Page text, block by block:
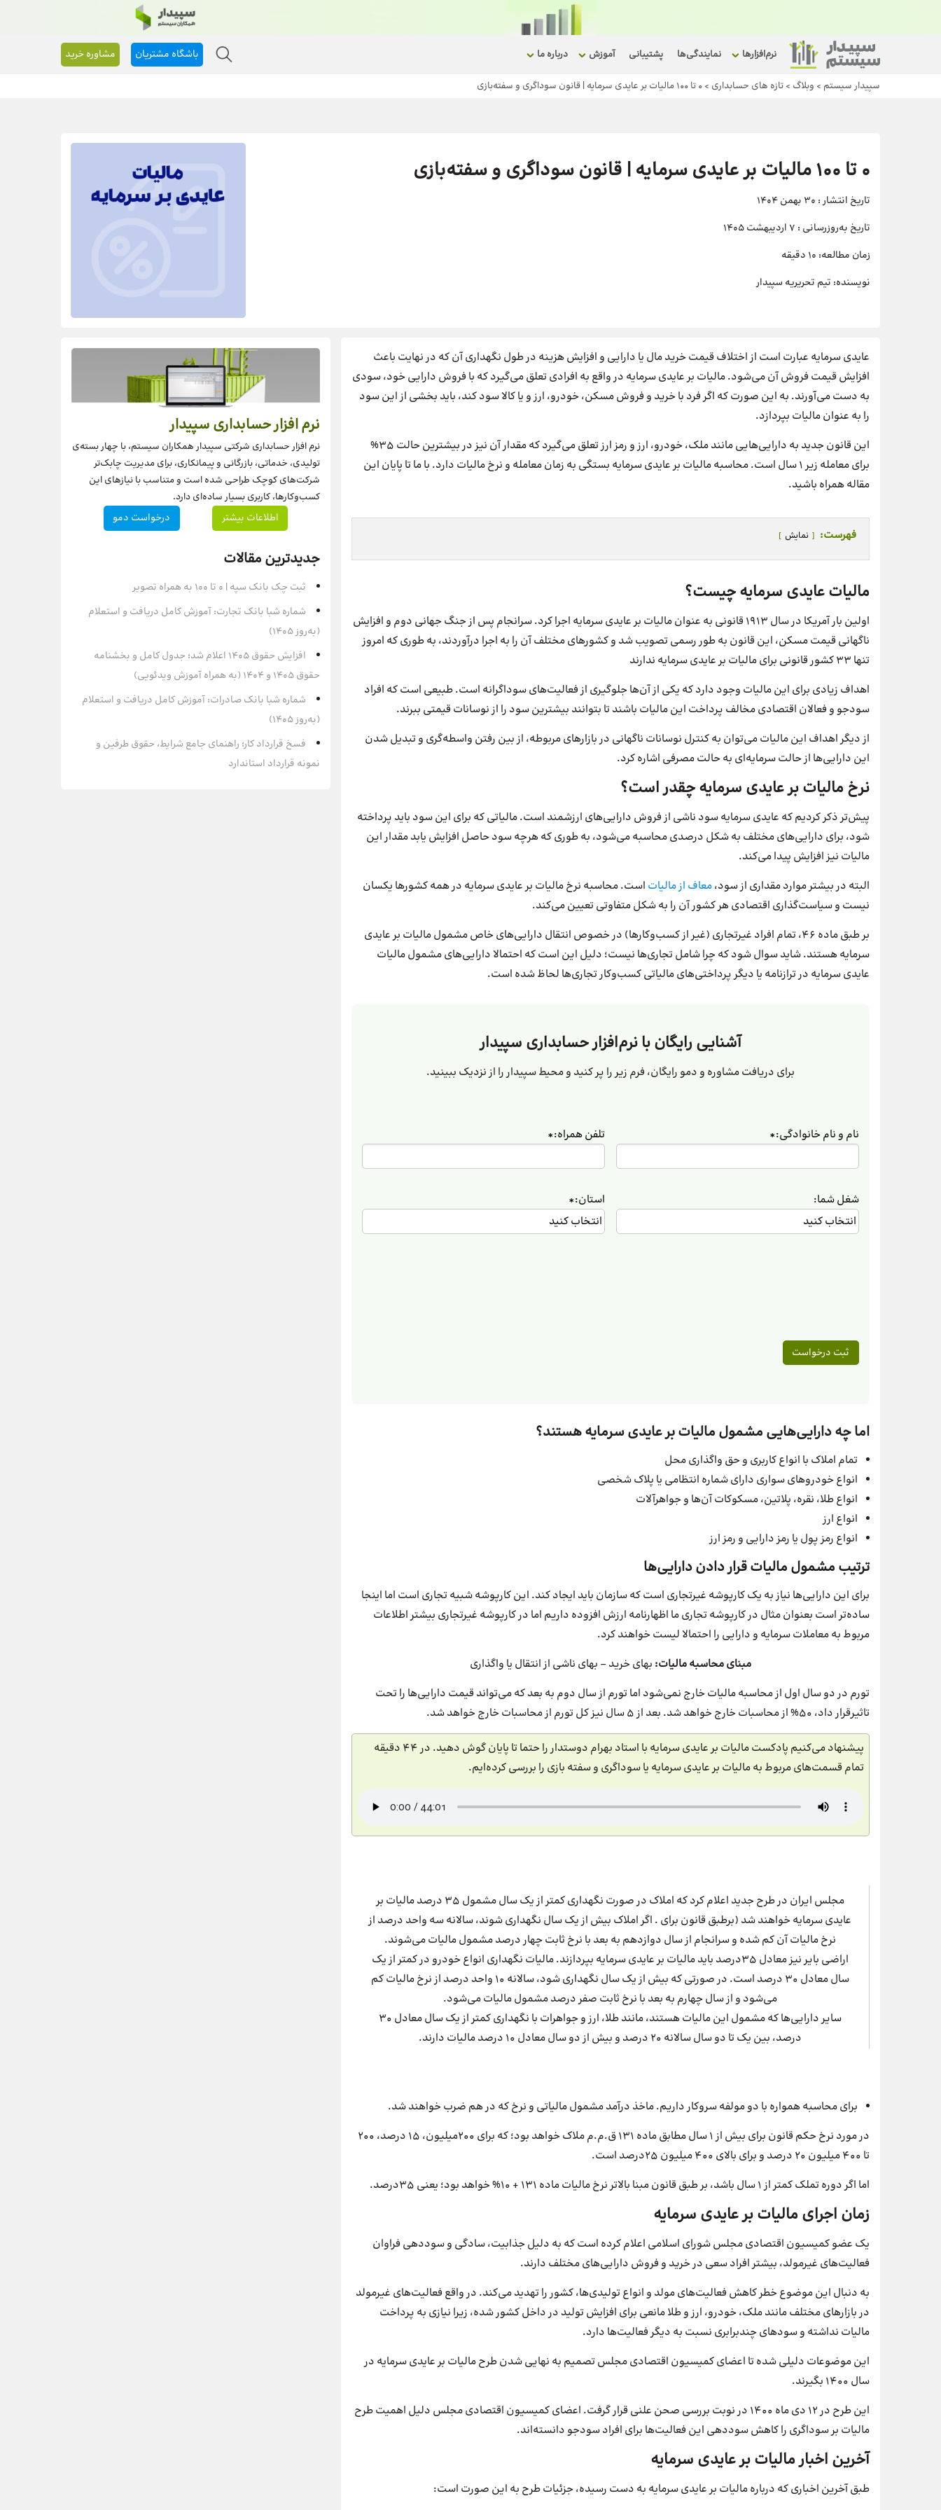
باشگاه مشتریان مشاوره خرید نرم‌افزارها نمایندگی‌ها پشتیبانی آموزش درباره ما
سپیدار سیستم > وبلاگ > تازه های حسابداری > 0 تا 100 مالیات بر عایدی سرمایه | قانون سوداگری و سفته‌بازی
0 تا 100 مالیات بر عایدی سرمایه | قانون سوداگری و سفته‌بازی
تاریخ انتشار : 30 بهمن 1404
تاریخ به‌روزرسانی : 7 اردیبهشت 1405
زمان مطالعه: ۱0 دقیقه
نویسنده: تیم تحریریه سپیدار
عایدی سرمایه عبارت است از اختلاف قیمت خرید مال یا دارایی و افزایش هزینه در طول نگهداری آن که در نهایت باعث
افزایش قیمت فروش آن می‌شود. مالیات بر عایدی سرمایه در واقع به افرادی تعلق می‌گیرد که با فروش دارایی خود، سودی
به دست می‌آورند. به این صورت که اگر فرد با خرید و فروش مسکن، خودرو، ارز و یا کالا سود کند، باید بخشی از این سود
را به عنوان مالیات بپردازد.
این قانون جدید به دارایی‌هایی مانند ملک، خودرو، ارز و رمز ارز تعلق می‌گیرد که مقدار آن نیز در بیشترین حالت 35%
برای معامله زیر 1 سال است. محاسبه مالیات بر عایدی سرمایه بستگی به زمان معامله و نرخ مالیات دارد. با ما تا پایان این
مقاله همراه باشید.
فهرست: نمایش
مالیات عایدی سرمایه چیست؟
اولین بار آمریکا در سال 1913 قانونی به عنوان مالیات بر عایدی سرمایه اجرا کرد. سرانجام پس از جنگ جهانی دوم و افزایش
ناگهانی قیمت مسکن، این قانون به طور رسمی تصویب شد و کشورهای مختلف آن را به اجرا درآوردند، به طوری که امروز
تنها 33 کشور قانونی برای مالیات بر عایدی سرمایه ندارند
اهداف زیادی برای این مالیات وجود دارد که یکی از آن‌ها جلوگیری از فعالیت‌های سوداگرانه است. طبیعی است که افراد
سودجو و فعالان اقتصادی مخالف پرداخت این مالیات باشند تا بتوانند بیشترین سود را از نوسانات قیمتی ببرند.
از دیگر اهداف این مالیات می‌توان به کنترل نوسانات ناگهانی در بازارهای مربوطه، از بین رفتن واسطه‌گری و تبدیل شدن
این دارایی‌ها از حالت سرمایه‌ای به حالت مصرفی اشاره کرد.
نرخ مالیات بر عایدی سرمایه چقدر است؟
پیش‌تر ذکر کردیم که عایدی سرمایه سود ناشی از فروش دارایی‌های ارزشمند است. مالیاتی که برای این سود باید پرداخته
شود، برای دارایی‌های مختلف به شکل درصدی محاسبه می‌شود، به طوری که هرچه سود حاصل افزایش یابد مقدار این
مالیات نیز افزایش پیدا می‌کند.
البته در بیشتر موارد مقداری از سود،معاف از مالیات است. محاسبه نرخ مالیات بر عایدی سرمایه در همه کشورها یکسان
نیست و سیاست‌گذاری اقتصادی هر کشور آن را به شکل متفاوتی تعیین می‌کند.
بر طبق ماده 46، تمام افراد غیرتجاری (غیر از کسب‌وکارها) در خصوص انتقال دارایی‌های خاص مشمول مالیات بر عایدی
سرمایه هستند. شاید سوال شود که چرا شامل تجاری‌ها نیست؛ دلیل این است که احتمالا دارایی‌های مشمول مالیات
عایدی سرمایه در ترازنامه یا دیگر پرداختی‌های مالیاتی کسب‌وکار تجاری‌ها لحاظ شده است.
آشنایی رایگان با نرم‌افزار حسابداری سپیدار
برای دریافت مشاوره و دمو رایگان، فرم زیر را پر کنید و محیط سپیدار را از نزدیک ببینید.
نام و نام خانوادگی:* تلفن همراه:*
شغل شما: استان:*
اما چه دارایی‌هایی مشمول مالیات بر عایدی سرمایه هستند؟
تمام املاک با انواع کاربری و حق واگذاری محل
انواع خودروهای سواری دارای شماره انتظامی یا پلاک شخصی
انواع طلا، نقره، پلاتین، مسکوکات آن‌ها و جواهرآلات
انواع ارز
انواع رمز پول یا رمز دارایی و رمز ارز
ترتیب مشمول مالیات قرار دادن دارایی‌ها
برای این دارایی‌ها نیاز به یک کارپوشه غیرتجاری است که سازمان باید ایجاد کند. این کارپوشه شبیه تجاری است اما اینجا
ساده‌تر است بعنوان مثال در کارپوشه تجاری ما اظهارنامه ارزش افزوده داریم اما در کارپوشه غیرتجاری بیشتر اطلاعات
مربوط به معاملات سرمایه و دارایی را احتمالا لیست خواهند کرد.
مبنای محاسبه مالیات: بهای خرید – بهای ناشی از انتقال یا واگذاری
تورم در دو سال اول از محاسبه مالیات خارج نمی‌شود اما تورم از سال دوم به بعد که می‌تواند قیمت دارایی‌ها را تحت
تاثیرقرار داد، 50% از محاسبات خارج خواهد شد. بعد از 5 سال نیز کل تورم از محاسبات خارج خواهد شد.
پیشنهاد می‌کنیم پادکست مالیات بر عایدی سرمایه با استاد بهرام دوستدار را حتما تا پایان گوش دهید. در 44 دقیقه
تمام قسمت‌های مربوط به مالیات بر عایدی سرمایه یا سوداگری و سفته بازی را بررسی کرده‌ایم.
مجلس ایران در طرح جدید اعلام کرد که املاک در صورت نگهداری کمتر از یک سال مشمول 35 درصد مالیات بر
عایدی سرمایه خواهند شد (برطبق قانون برای . اگر املاک بیش از یک سال نگهداری شوند، سالانه سه واحد درصد از
نرخ مالیات آن کم شده و سرانجام از سال دوازدهم به بعد با نرخ ثابت چهار درصد مشمول مالیات می‌شوند.
اراضی بایر نیز معادل 35درصد باید مالیات بر عایدی سرمایه بپردازند. مالیات نگهداری انواع خودرو در کمتر از یک
سال معادل 30 درصد است. در صورتی که بیش از یک سال نگهداری شود، سالانه 10 واحد درصد از نرخ مالیات کم
می‌شود و از سال چهارم به بعد با نرخ ثابت صفر درصد مشمول مالیات می‌شود.
سایر دارایی‌ها که مشمول این مالیات هستند، مانند طلا، ارز و جواهرات با نگهداری کمتر از یک سال معادل 30
درصد، بین یک تا دو سال سالانه 20 درصد و بیش از دو سال معادل 10 درصد مالیات دارند.
برای محاسبه همواره با دو مولفه سروکار داریم. ماخذ درآمد مشمول مالیاتی و نرخ که در هم ضرب خواهند شد.
در مورد نرخ حکم قانون برای بیش از 1 سال مطابق ماده 131 ق.م.م ملاک خواهد بود؛ که برای 200میلیون، 15 درصد، 200
تا 400 میلیون 20 درصد و برای بالای 400 میلیون 25درصد است.
اما اگر دوره تملک کمتر از 1 سال باشد، بر طبق قانون مبنا بالاتر نرخ مالیات ماده 131 + 10% خواهد بود؛ یعنی 35درصد.
زمان اجرای مالیات بر عایدی سرمایه
یک عضو کمیسیون اقتصادی مجلس شورای اسلامی اعلام کرده است که به دلیل جذابیت، سادگی و سوددهی فراوان
فعالیت‌های غیرمولد، بیشتر افراد سعی در خرید و فروش دارایی‌های مختلف دارند.
به دنبال این موضوع خطر کاهش فعالیت‌های مولد و انواع تولیدی‌ها، کشور را تهدید می‌کند. در واقع فعالیت‌های غیرمولد
در بازارهای مختلف مانند ملک، خودرو، ارز و طلا مانعی برای افزایش تولید در داخل کشور شده، زیرا نیازی به پرداخت
مالیات نداشته و سودهای چندبرابری نسبت به دیگر فعالیت‌ها دارد.
این موضوعات دلیلی شده تا اعضای کمیسیون اقتصادی مجلس تصمیم به نهایی شدن طرح مالیات بر عایدی سرمایه در
سال 1400 بگیرند.
این طرح در 12 دی ماه 1400 در نوبت بررسی صحن علنی قرار گرفت. اعضای کمیسیون اقتصادی مجلس دلیل اهمیت طرح
مالیات بر سوداگری را کاهش سوددهی این فعالیت‌ها برای افراد سودجو دانسته‌اند.
آخرین اخبار مالیات بر عایدی سرمایه
طبق آخرین اخباری که درباره مالیات بر عایدی سرمایه به دست رسیده، جزئیات طرح به این صورت است:
نرم افزار حسابداری سپیدار
نرم افزار حسابداری شرکتی سپیدار همکاران سیستم، با چهار بسته‌‌ی
تولیدی، خدماتی، بازرگانی و پیمانکاری، برای مدیریت چابک‌تر
شرکت‌های کوچک طراحی شده است و متناسب با نیازهای این
کسب‌وکارها، کاربری بسیار ساده‌ای دارد.
اطلاعات بیشتر
درخواست دمو
جدیدترین مقالات
ثبت چک بانک سپه | ۰ تا ۱۰۰ به همراه تصویر
شماره شبا بانک تجارت: آموزش کامل دریافت و استعلام
(به‌روز ۱۴۰۵)
افزایش حقوق 1405 اعلام شد؛ جدول کامل و بخشنامه
حقوق 1405 و 1404 (به همراه آموزش ویدئویی)
شماره شبا بانک صادرات: آموزش کامل دریافت و استعلام
(به‌روز ۱۴۰۵)
فسخ قرارداد کار؛ راهنمای جامع شرایط، حقوق طرفین و
نمونه قرارداد استاندارد